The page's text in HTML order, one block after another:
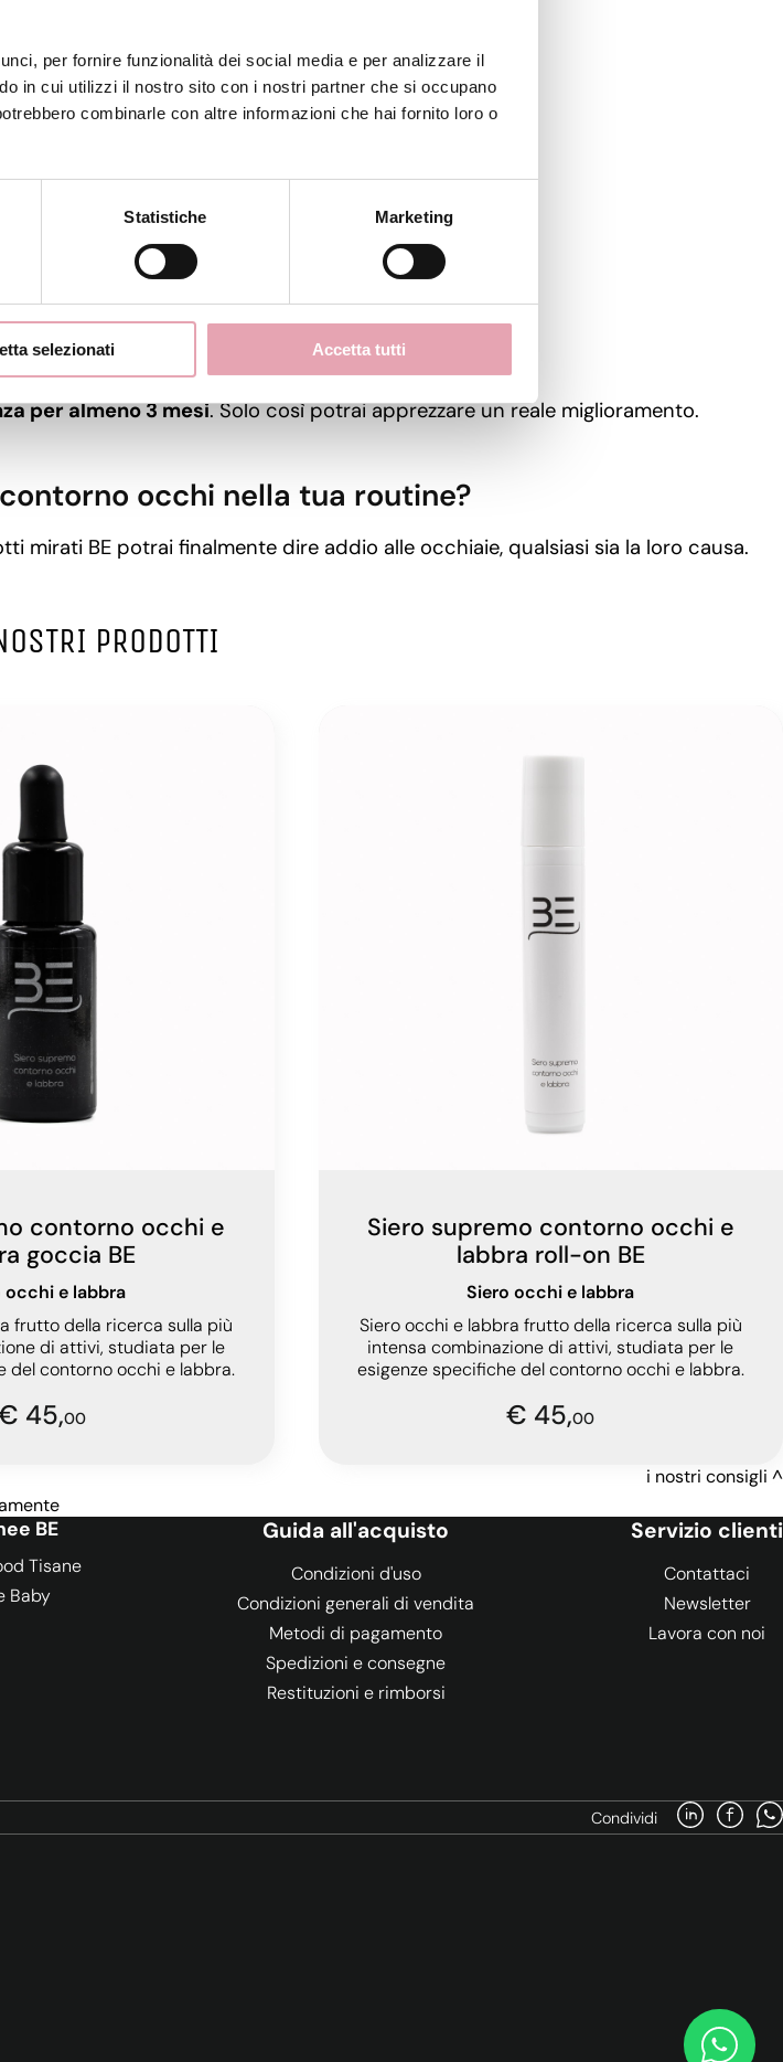
per fornire funzionalità dei social media e per analizzare il
in cui utilizzi il nostro sito con i nostri partner che si occupano
combinarle con altre informazioni che hai fornito loro o
Statistiche Marketing
selezionati Accetta tutti
e immediatamente più luminoso.
stress o cambio stagione.
e soggetta a stress continui.
per almeno 3 mesi. Solo così potrai apprezzare un reale miglioramento.
occhi nella tua routine?
mirati BE potrai finalmente dire addio alle occhiaie, qualsiasi sia la loro causa.
PRODOTTI
contorno occhi e
goccia BE
occhi e labbra
frutto della ricerca sulla più
di attivi, studiata per le
del contorno occhi e labbra.
45,00
Siero supremo contorno occhi e
labbra roll-on BE
Siero occhi e labbra
Siero occhi e labbra frutto della ricerca sulla più
intensa combinazione di attivi, studiata per le
esigenze specifiche del contorno occhi e labbra.
€ 45,00
i nostri consigli
BE
Tisane
Baby
Guida all'acquisto
Condizioni d'uso
Condizioni generali di vendita
Metodi di pagamento
Spedizioni e consegne
Restituzioni e rimborsi
Servizio clienti
Contattaci
Newsletter
Lavora con noi
Condividi